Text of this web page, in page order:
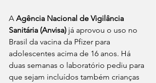
A Agência Nacional de Vigilância
Sanitária (Anvisa) já aprovou o uso no
Brasil da vacina da Pfizer para
adolescentes acima de 16 anos. Há
duas semanas o laboratório pediu para
que sejam incluídos também crianças